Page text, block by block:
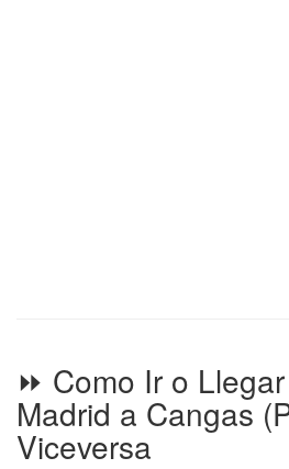
⏩ Como Ir o
Madrid a Cangas
Viceversa